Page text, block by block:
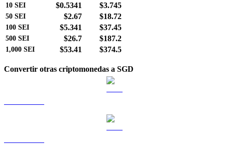
10 SEI $0.5341 $3.745
50 SEI $2.67 $18.72
100 SEI $5.341 $37.45
500 SEI $26.7 $187.2
1,000 SEI $53.41 $374.5
Convertir otras criptomonedas a SGD